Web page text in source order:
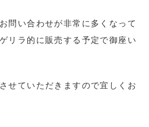
問い合わせが非常に多くなって
リラ的に販売する予定で御座い
せていただきますので宜しくお